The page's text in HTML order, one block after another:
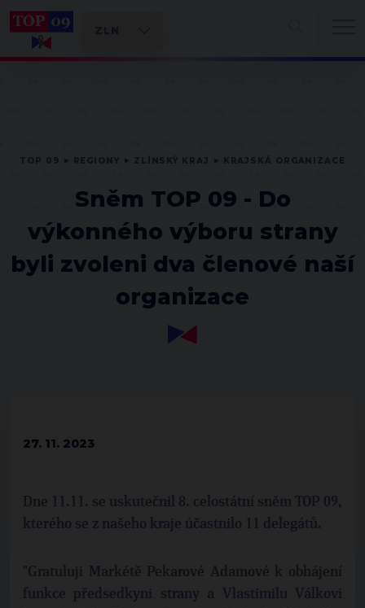
Sněm TOP 09 - Do
výkonného výboru strany
byli zvoleni dva členové naší
organizace
27. 11. 2023
Dne 11.11. se uskutečnil 8. celostátní sněm TOP 09,
kterého se z našeho kraje účastnilo 11 delegátů.
"Gratuluji Markétě Pekarové Adamové k obhájení
funkce předsedkyni strany a Vlastimilu Válkovi